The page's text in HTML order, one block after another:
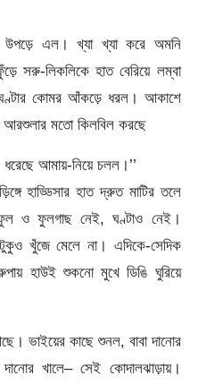
উপড়ে এল। খ্যা খ্যা করে অমনি
সরু-লিকলিকে হাত বেরিয়ে লম্বা
কোমর আঁকড়ে ধরল। আকাশে
মতো কিলবিল করছে
আমায়-নিয়ে চলল।’’
হাড্ডিসার হাত দ্রুত মাটির তলে
ও ফুলগাছ নেই, ঘণ্টাও নেই।
খুঁজে মেলে না। এদিকে-সেদিক
হাউই শুকনো মুখে ডিঙি ঘুরিয়ে
ভাইয়ের কাছে শুনল, বাবা দানোর
খালে– সেই কোদালঝাড়ায়।